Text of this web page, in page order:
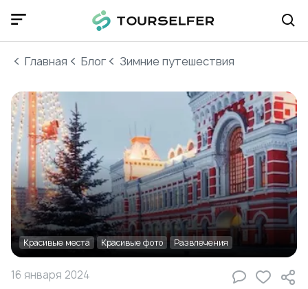
Главная Блог Зимние путешествия
Красивые места Красивые фото Развлечения
16 января 2024